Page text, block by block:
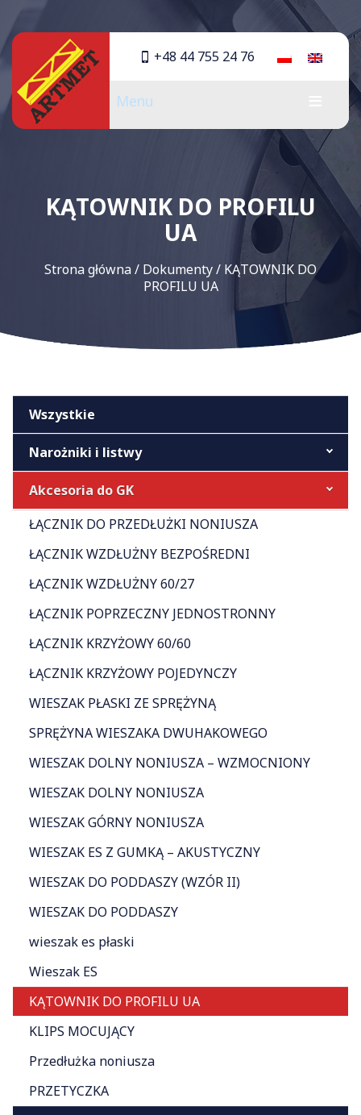
+48 44 755 24 76
Menu
KĄTOWNIK DO PROFILU
UA
Strona główna/ Dokumenty/ KĄTOWNIK DO
PROFILU UA
Wszystkie
Narożniki i listwy
Akcesoria do GK
ŁĄCZNIK DO PRZEDŁUŻKI NONIUSZA
ŁĄCZNIK WZDŁUŻNY BEZPOŚREDNI
ŁĄCZNIK WZDŁUŻNY 60/27
ŁĄCZNIK POPRZECZNY JEDNOSTRONNY
ŁĄCZNIK KRZYŻOWY 60/60
ŁĄCZNIK KRZYŻOWY POJEDYNCZY
WIESZAK PŁASKI ZE SPRĘŻYNĄ
SPRĘŻYNA WIESZAKA DWUHAKOWEGO
WIESZAK DOLNY NONIUSZA – WZMOCNIONY
WIESZAK DOLNY NONIUSZA
WIESZAK GÓRNY NONIUSZA
WIESZAK ES Z GUMKĄ – AKUSTYCZNY
WIESZAK DO PODDASZY (WZÓR II)
WIESZAK DO PODDASZY
wieszak es płaski
Wieszak ES
KĄTOWNIK DO PROFILU UA
KLIPS MOCUJĄCY
Przedłużka noniusza
PRZETYCZKA